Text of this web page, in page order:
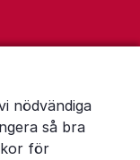
nödvändiga
så bra
för